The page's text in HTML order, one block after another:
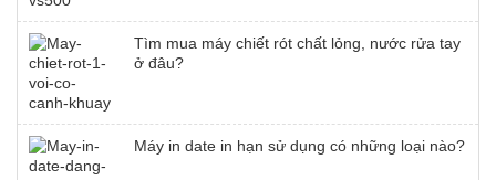
Tìm mua máy chiết rót chất lỏng, nước rửa tay
ở đâu?
Máy in date in hạn sử dụng có những loại nào?